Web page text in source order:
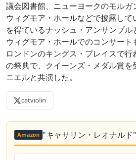
議会図書館、ニューヨークのモル
ウィグモア・ホールなどで披露し
を得ているナッシュ・アンサンブル
ウィグモア・ホールでのコンサート
ロンドンのキングス・プレイスで
の祭典で、クイーンズ・メダル賞
ニエルと共演した。
catviolin
Amazon "キャサリン・レオナル